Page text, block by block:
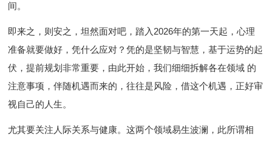
间。
即来之，则安之，坦然面对吧，踏入2026年的第一天起，心理
准备就要做好，凭什么应对？凭的是坚韧与智慧，基于运势的起
伏，提前规划非常重要，由此开始，我们细细拆解各在领域 的
注意事项，伴随机遇而来的，往往是风险，借这个机遇，正好审
视自己的人生。
尤其要关注人际关系与健康。这两个领域易生波澜，此所谓相